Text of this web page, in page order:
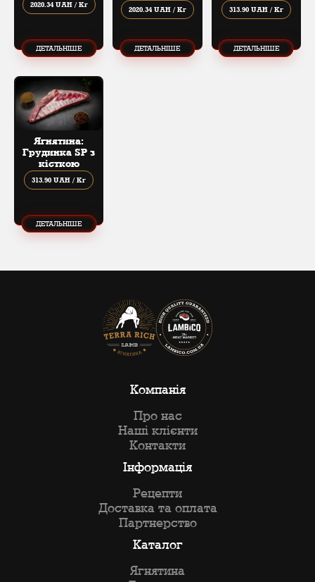
2020.34 UAH / Кг
ДЕТАЛЬНІШЕ
2020.34 UAH / Кг
ДЕТАЛЬНІШЕ
313.90 UAH / Кг
ДЕТАЛЬНІШЕ
Ягнятина:
Грудинка SP з
кісткою
313.90 UAH / Кг
ДЕТАЛЬНІШЕ
Компанія
Про нас
Наші клієнти
Контакти
Інформація
Рецепти
Доставка та оплата
Партнерство
Каталог
Ягнятина